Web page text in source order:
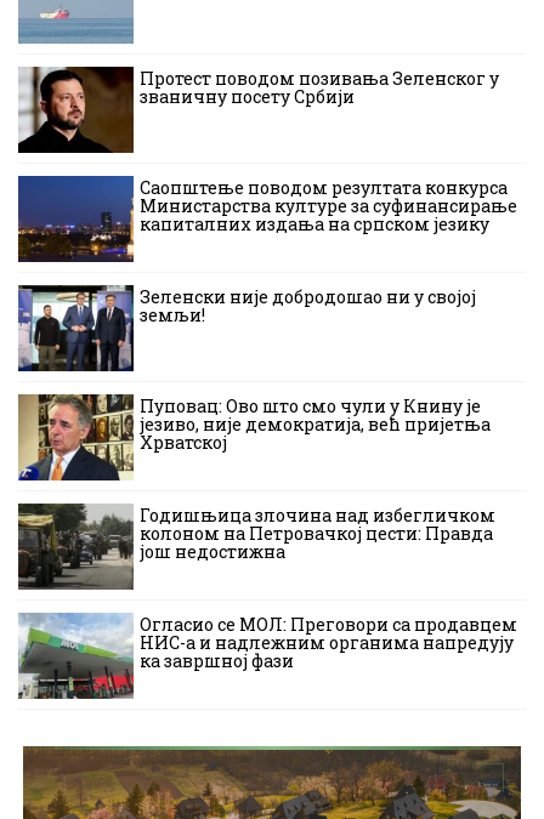
Протест поводом позивања Зеленског у
званичну посету Србији
Саопштење поводом резултата конкурса
Министарства културе за суфинансирање
капиталних издања на српском језику
Зеленски није добродошао ни у својој
земљи!
Пуповац: Ово што смо чули у Книну је
језиво, није демократија, већ пријетња
Хрватској
Годишњица злочина над избегличком
колоном на Петровачкој цести: Правда
још недостижна
Огласио се МОЛ: Преговори са продавцем
НИС-а и надлежним органима напредују
ка завршној фази